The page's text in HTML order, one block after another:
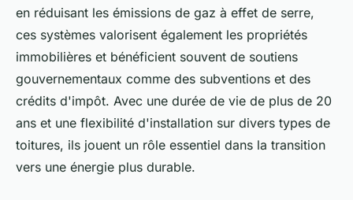
en réduisant les émissions de gaz à effet de serre,
ces systèmes valorisent également les propriétés
immobilières et bénéficient souvent de soutiens
gouvernementaux comme des subventions et des
crédits d'impôt. Avec une durée de vie de plus de 20
ans et une flexibilité d'installation sur divers types de
toitures, ils jouent un rôle essentiel dans la transition
vers une énergie plus durable.